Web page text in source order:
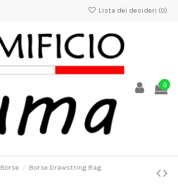
Lista dei desideri (0)
0
Borse
Borse Drawstring Bag